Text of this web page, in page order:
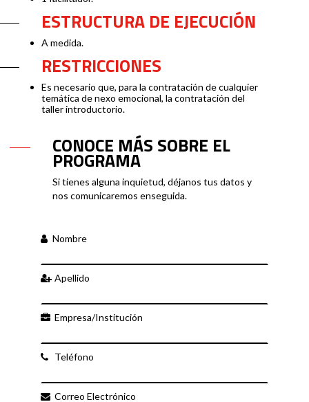
ESTRUCTURA DE EJECUCIÓN
A medida.
RESTRICCIONES
Es necesario que, para la contratación de cualquier
temática de nexo emocional, la contratación del
taller introductorio.
CONOCE MÁS SOBRE EL
PROGRAMA
Si tienes alguna inquietud, déjanos tus datos y
nos comunicaremos enseguida.
Nombre
Apellido
Empresa/Institución
Teléfono
Correo Electrónico